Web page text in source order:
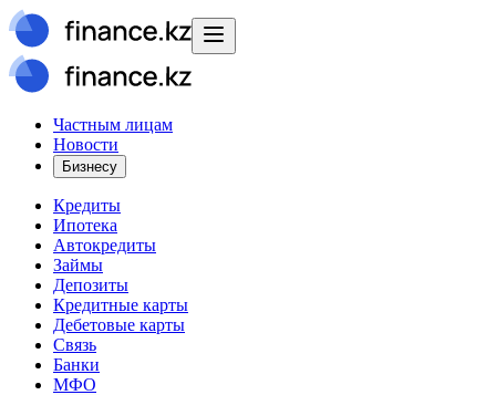
Частным лицам
Новости
Бизнесу
Кредиты
Ипотека
Автокредиты
Займы
Депозиты
Кредитные карты
Дебетовые карты
Связь
Банки
МФО